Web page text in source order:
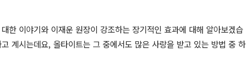
한 이야기와 이재운 원장이 강조하는 장기적인 효과에 대해 알아보겠습
계시는데요, 올타이트는 그 중에서도 많은 사랑을 받고 있는 방법 중 하